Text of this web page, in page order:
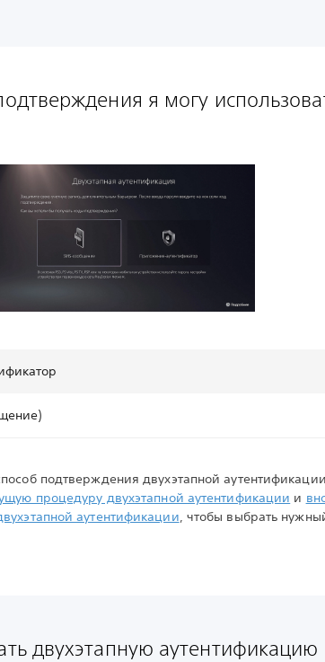
я могу
подтверждения двухэтапной
процедуру двухэтапной аутентификации и
аутентификации, чтобы выбрать
двухэтапную аутентификацию